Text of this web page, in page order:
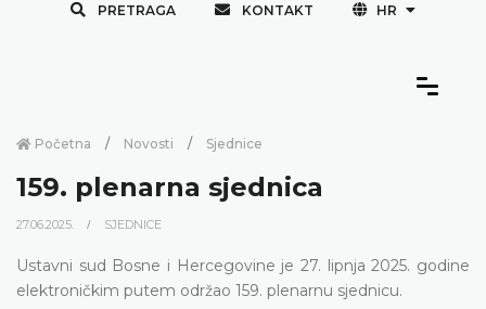
PRETRAGA KONTAKT HR
Početna Novosti Sjednice
159. plenarna sjednica
27.06.2025. SJEDNICE
Ustavni sud Bosne i Hercegovine je 27. lipnja 2025. godine
elektroničkim putem održao 159. plenarnu sjednicu.